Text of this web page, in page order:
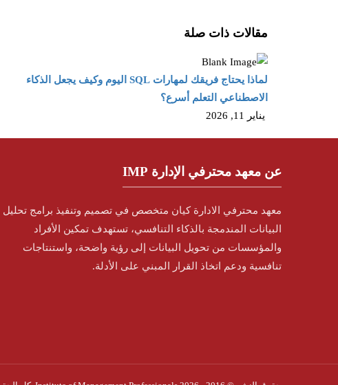
مقالات ذات صلة
لماذا يحتاج فريقك لمهارات SQL اليوم وكيف يجعل الذكاء
الاصطناعي التعلم أسرع؟
يناير 11, 2026
عن معهد محترفي الإدارة IMP
معهد محترفي الادارة كيان متخصص في تصميم وتنفيذ برامج تحليل
البيانات المندمجة بالذكاء التنافسي، تستهدف تمكين الأفراد
والمؤسسات من تحويل البيانات إلى رؤية واضحة، واستنتاجات
تنافسية ودعم اتخاذ القرار المبني على الأدلة.